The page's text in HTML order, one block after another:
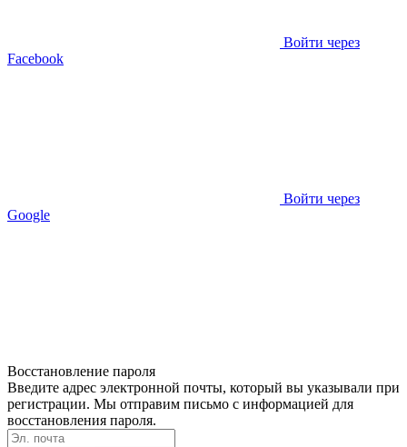
Войти через
Facebook
Войти через
Google
Восстановление пароля
Введите адрес электронной почты, который вы указывали при
регистрации. Мы отправим письмо с информацией для
восстановления пароля.